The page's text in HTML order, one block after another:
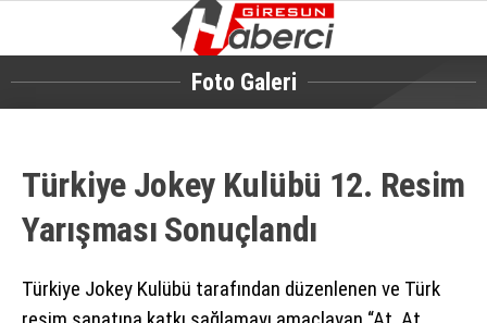
16.6°
GIRESUN
GÜNDEM
EKONOMI
ASAYIŞ
Foto Galeri
Türkiye Jokey Kulübü 12. Resim
Yarışması Sonuçlandı
Türkiye Jokey Kulübü tarafından düzenlenen ve Türk